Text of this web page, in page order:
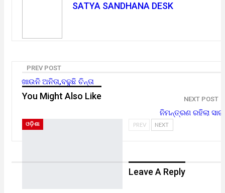
SATYA SANDHANA DESK
PREV POST
ଖାଉନି ଅନିତା,ବଢୁଛି ଚିନ୍ତା
NEXT POST
ନିମନ୍ତ୍ରଣ ରହିଲା ସାର୍
You Might Also Like
ଓଡ଼ିଶା PREV NEXT
Leave A Reply